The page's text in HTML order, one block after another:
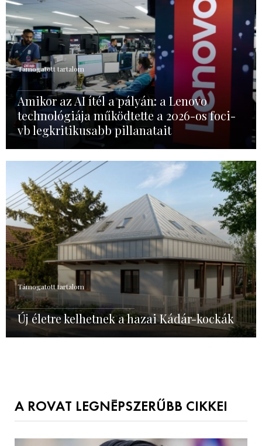
Támogatott tartalom
Amikor az AI ítél a pályán: a Lenovo
technológiája működtette a 2026-os foci-
vb legkritikusabb pillanatait
Támogatott tartalom
Új életre kelhetnek a hazai Kádár-kockák
A ROVAT LEGNÉPSZERŰBB CIKKEI